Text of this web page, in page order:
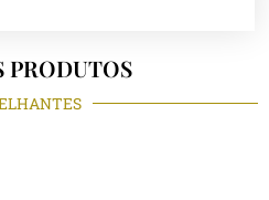
PRODUTOS